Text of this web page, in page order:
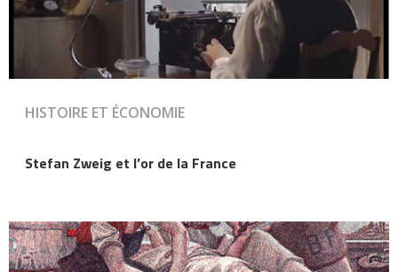
HISTOIRE ET ÉCONOMIE
Stefan Zweig et l’or de la France